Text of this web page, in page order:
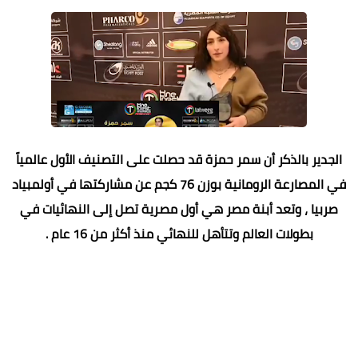
الجدير بالذكر أن سمر حمزة قد حصلت على التصنيف الأول عالمياً
في المصارعة الرومانية بوزن 76 كجم عن مشاركتها في أولمبياد
صربيا ، وتعد أبنة مصر هي أول مصرية تصل إلى النهائيات في
بطولات العالم وتتأهل للنهائي منذ أكثر من 16 عام .